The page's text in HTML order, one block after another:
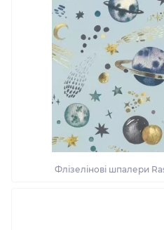
Флізелінові шпалери